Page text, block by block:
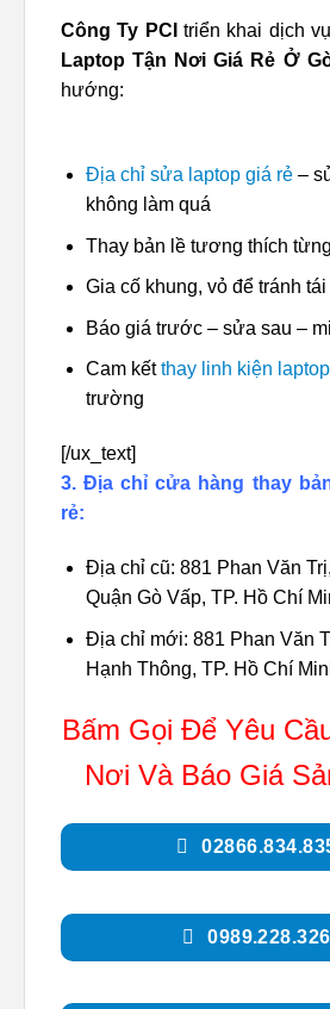
Công Ty PCI triển khai dịch
Laptop Tận Nơi Giá Rẻ Ở
hướng:
Địa chỉ sửa laptop giá rẻ–
không làm quá
Thay bản lề tương thích
Gia cố khung, vỏ để tránh tái
Báo giá trước – sửa sau –
Cam kếtthay linh kiện
trường
[/ux_text]
3. Địa chỉ cửa hàng thay
rẻ:
Địa chỉ cũ: 881 Phan Văn
Quận Gò Vấp, TP. Hồ Chí
Địa chỉ mới: 881 Phan Văn
Hạnh Thông, TP. Hồ Chí
Bấm Gọi Để Yêu
Nơi Và Báo Giá
0989.228.326